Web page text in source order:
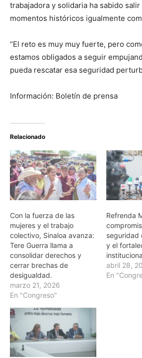
trabajadora y solidaria ha sabido
momentos históricos igualmente
“El reto es muy muy fuerte, pero
estamos obligados a seguir
pueda rescatar esa seguridad
Información: Boletín de prensa
Relacionado
Con la fuerza de las
mujeres y el trabajo
colectivo, Sinaloa avanza:
Tere Guerra llama a
consolidar derechos y
cerrar brechas de
desigualdad.
marzo 21, 2026
En "Congreso"
Refrenda
seguridad
y el
abril 28,
En